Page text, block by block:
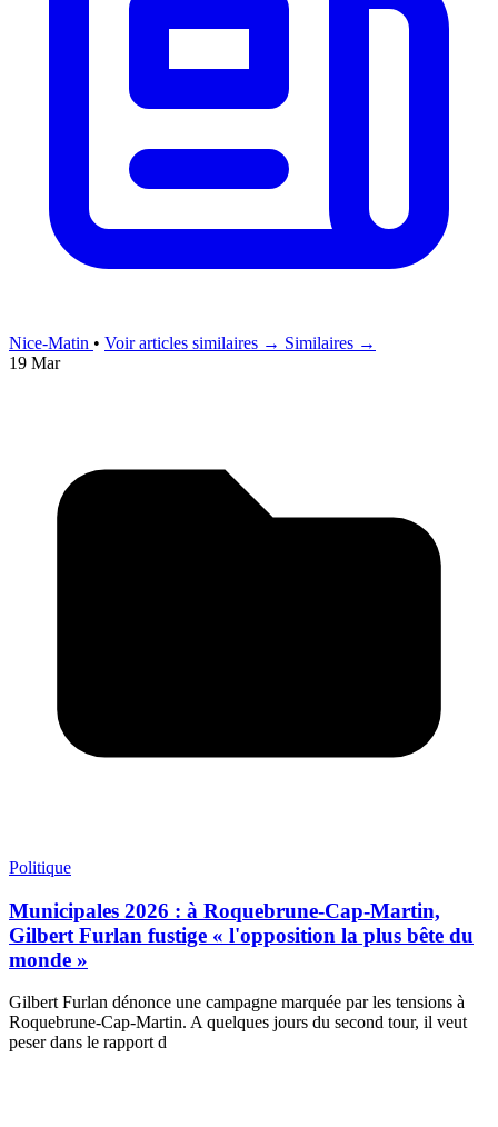
Nice-Matin • Voir articles similaires → Similaires →
19 Mar
Politique
Municipales 2026 : à Roquebrune-Cap-Martin,
Gilbert Furlan fustige « l'opposition la plus bête du
monde »
Gilbert Furlan dénonce une campagne marquée par les tensions à
Roquebrune-Cap-Martin. A quelques jours du second tour, il veut
peser dans le rapport d